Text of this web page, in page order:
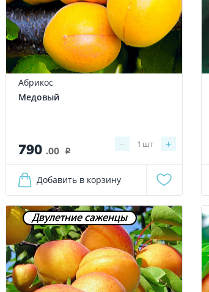
Абрикос
Медовый
790 .00 i
− +
1 шт
Добавить в корзину
Двулетние саженцы